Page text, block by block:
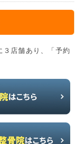
３店舗あり、「予約